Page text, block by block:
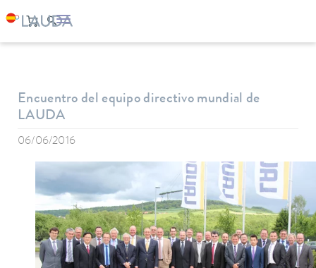
Encuentro del equipo directivo mundial de
LAUDA
06/06/2016